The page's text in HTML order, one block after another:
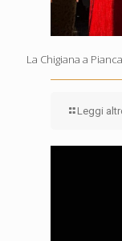
La Chigiana a
Leggi